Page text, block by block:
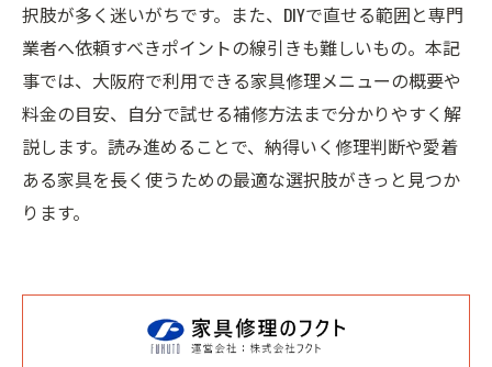
択肢が多く迷いがちです。また、DIYで直せる範囲と専門
業者へ依頼すべきポイントの線引きも難しいもの。本記
事では、大阪府で利用できる家具修理メニューの概要や
料金の目安、自分で試せる補修方法まで分かりやすく解
説します。読み進めることで、納得いく修理判断や愛着
ある家具を長く使うための最適な選択肢がきっと見つか
ります。